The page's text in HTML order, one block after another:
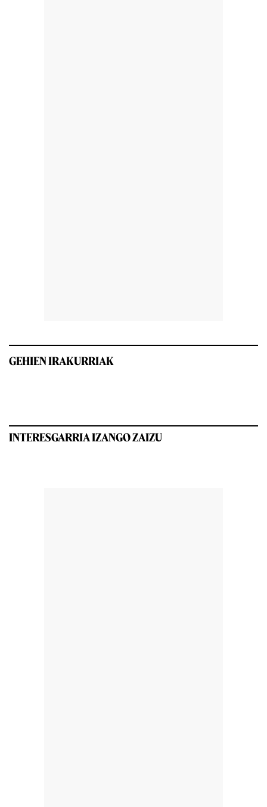
GEHIEN IRAKURRIAK
INTERESGARRIA IZANGO ZAIZU